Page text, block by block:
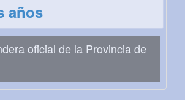
años
oficial de la Provincia de